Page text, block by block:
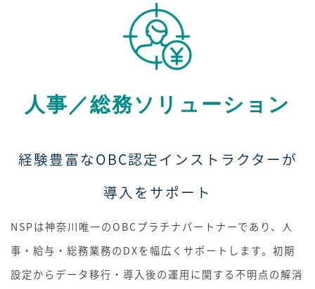
人事／総務ソリューション
経験豊富なOBC認定インストラクターが
導入をサポート
NSPは神奈川唯一のOBCプラチナパートナーであり、人
事・給与・総務業務のDXを幅広くサポートします。初期
設定からデータ移行・導入後の運用に関する不明点の解消